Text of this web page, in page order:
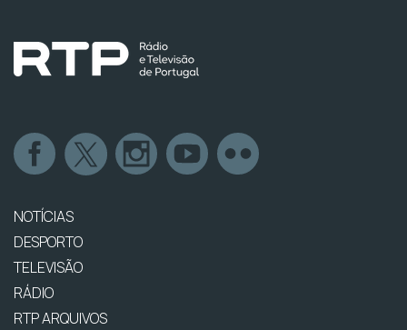
NOTÍCIAS
DESPORTO
TELEVISÃO
RÁDIO
RTP ARQUIVOS